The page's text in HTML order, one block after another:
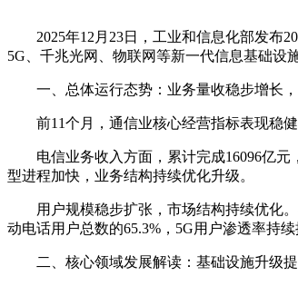
2025年12月23日，工业和信息化部发布
5G、千兆光网、物联网等新一代信息基础设
一、总体运行态势：业务量收稳步增长，
前11个月，通信业核心经营指标表现稳健
电信业务收入方面，累计完成16096亿元
型进程加快，业务结构持续优化升级。
用户规模稳步扩张，市场结构持续优化。
动电话用户总数的65.3%，5G用户渗透率持
二、核心领域发展解读：基础设施升级提